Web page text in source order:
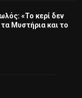
«Το κερί δεν
Μυστήρια και το